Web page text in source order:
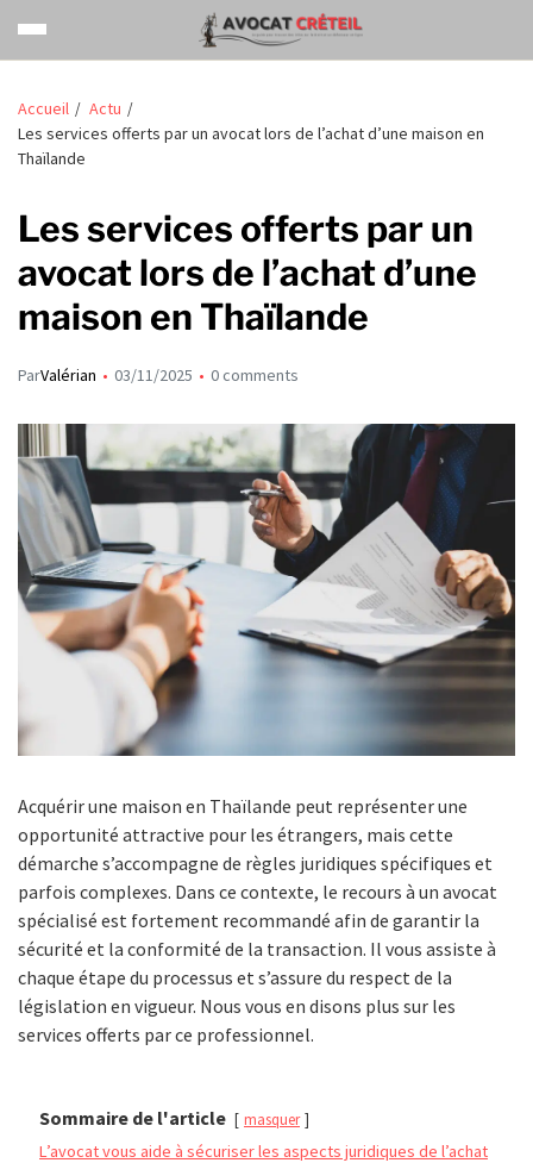
Accueil
Actu
Les services offerts par un avocat lors de l’achat d’une maison en
Thaïlande
Les services offerts par un
avocat lors de l’achat d’une
maison en Thaïlande
ParValérian 03/11/2025 0 comments
Acquérir une maison en Thaïlande peut représenter une
opportunité attractive pour les étrangers, mais cette
démarche s’accompagne de règles juridiques spécifiques et
parfois complexes. Dans ce contexte, le recours à un avocat
spécialisé est fortement recommandé afin de garantir la
sécurité et la conformité de la transaction. Il vous assiste à
chaque étape du processus et s’assure du respect de la
législation en vigueur. Nous vous en disons plus sur les
services offerts par ce professionnel.
Sommaire de l'article masquer
L’avocat vous aide à sécuriser les aspects juridiques de l’achat